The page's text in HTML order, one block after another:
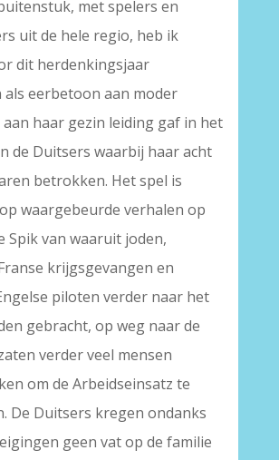
met spelers en
uit de hele regio, heb ik
dit herdenkingsjaar
als eerbetoon aan moder
aan haar gezin leiding gaf in het
de Duitsers waarbij haar acht
betrokken. Het spel is
waargebeurde verhalen op
Spik van waaruit joden,
krijgsgevangen en
piloten verder naar het
gebracht, op weg naar de
verder veel mensen
om de Arbeidseinsatz te
De Duitsers kregen ondanks
geen vat op de familie